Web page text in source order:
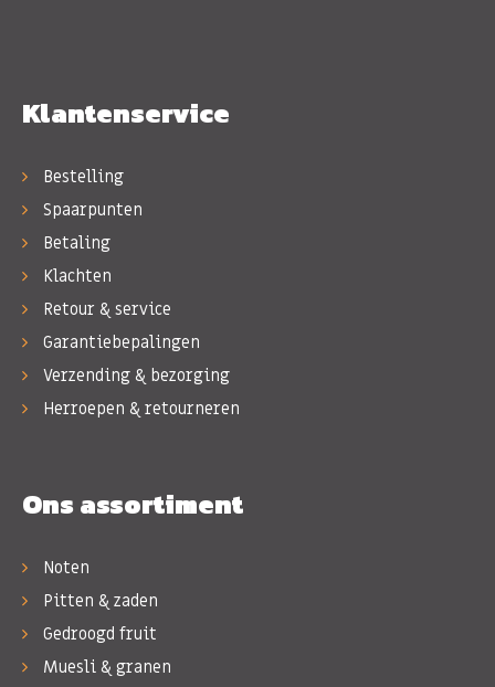
Klantenservice
Bestelling
Spaarpunten
Betaling
Klachten
Retour & service
Garantiebepalingen
Verzending & bezorging
Herroepen & retourneren
Ons assortiment
Noten
Pitten & zaden
Gedroogd fruit
Muesli & granen